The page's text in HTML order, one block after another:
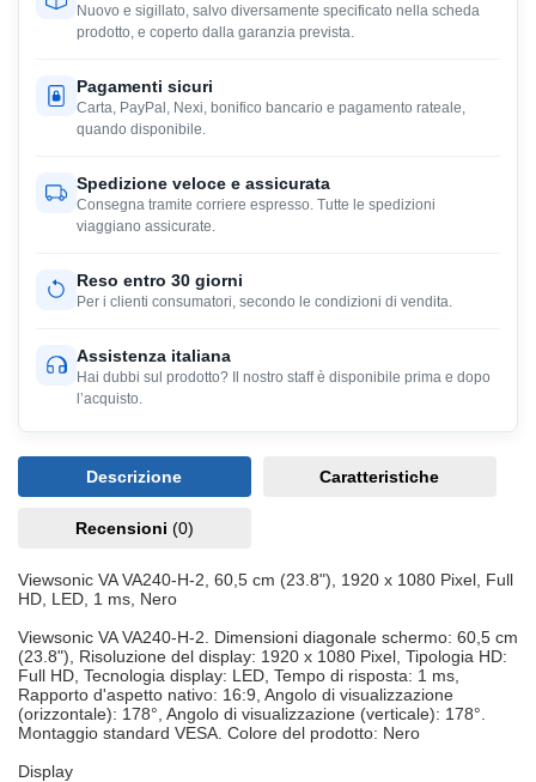
Nuovo e sigillato, salvo diversamente specificato nella scheda
prodotto, e coperto dalla garanzia prevista.
Pagamenti sicuri
Carta, PayPal, Nexi, bonifico bancario e pagamento rateale,
quando disponibile.
Spedizione veloce e assicurata
Consegna tramite corriere espresso. Tutte le spedizioni
viaggiano assicurate.
Reso entro 30 giorni
Per i clienti consumatori, secondo le condizioni di vendita.
Assistenza italiana
Hai dubbi sul prodotto? Il nostro staff è disponibile prima e dopo
l’acquisto.
Descrizione Caratteristiche
Recensioni (0)
Viewsonic VA VA240-H-2, 60,5 cm (23.8"), 1920 x 1080 Pixel, Full
HD, LED, 1 ms, Nero
Viewsonic VA VA240-H-2. Dimensioni diagonale schermo: 60,5 cm
(23.8"), Risoluzione del display: 1920 x 1080 Pixel, Tipologia HD:
Full HD, Tecnologia display: LED, Tempo di risposta: 1 ms,
Rapporto d'aspetto nativo: 16:9, Angolo di visualizzazione
(orizzontale): 178°, Angolo di visualizzazione (verticale): 178°.
Montaggio standard VESA. Colore del prodotto: Nero
Display